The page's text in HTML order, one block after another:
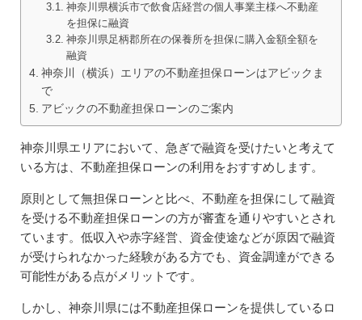
神奈川県横浜市で飲食店経営の個人事業主様へ不動産
を担保に融資
神奈川県足柄郡所在の保養所を担保に購入金額全額を
融資
神奈川（横浜）エリアの不動産担保ローンはアビックま
で
アビックの不動産担保ローンのご案内
神奈川県エリアにおいて、急ぎで融資を受けたいと考えて
いる方は、不動産担保ローンの利用をおすすめします。
原則として無担保ローンと比べ、不動産を担保にして融資
を受ける不動産担保ローンの方が審査を通りやすいとされ
ています。低収入や赤字経営、資金使途などが原因で融資
が受けられなかった経験がある方でも、資金調達ができる
可能性がある点がメリットです。
しかし、神奈川県には不動産担保ローンを提供しているロ